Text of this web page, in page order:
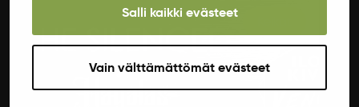
Salli kaikki evästeet
Vain välttämättömät evästeet